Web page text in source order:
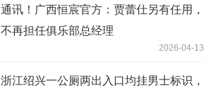
通讯！广西恒宸官方：贾蕾仕另有任用，
不再担任俱乐部总经理
2026-04-13
浙江绍兴一公厕两出入口均挂男士标识，